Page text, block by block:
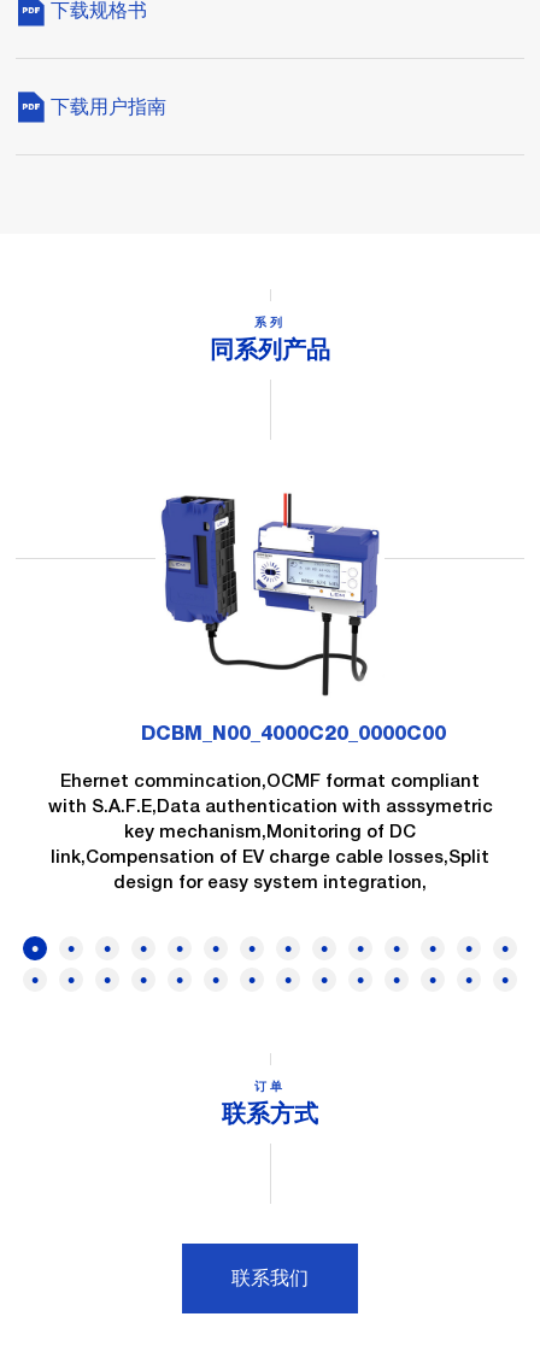
下载规格书
下载用户指南
系列
同系列产品
DCBM_N00_4000C20_0000C00
Ehernet commincation,OCMF format compliant
with S.A.F.E,Data authentication with asssymetric
key mechanism,Monitoring of DC
link,Compensation of EV charge cable losses,Split
design for easy system integration,
订单
联系方式
联系我们